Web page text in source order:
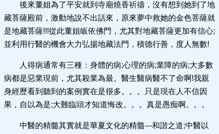
後來董姐為了平安就到寺廟燒香祈禱，沒有想到她到了地
藏菩薩殿前，激動地說不出話來，原來夢中救她的金色菩薩就
是地藏菩薩!!!從此董姐皈依佛門，尤其對地藏菩薩更加有信心;
並利用行醫的機會大力弘揚地藏法門，積德行善，度人無數!
人得病通常有三種：身體的病;心理的病;業障的病;大多數
病都是惡業現前，尤其殺業為最。醫生醫病醫不了命啊!我親
身經歷看到聽到的案例實在是很多。。。只是現在人不信因
果，自以為是;大難臨頭才知道悔改。。。真是愚痴啊。。。
中醫的精髓其實就是華夏文化的精髓---和諧之道;中醫以